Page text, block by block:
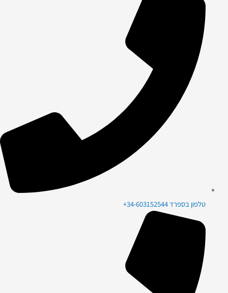
טלפון בספרד 34-603152544+